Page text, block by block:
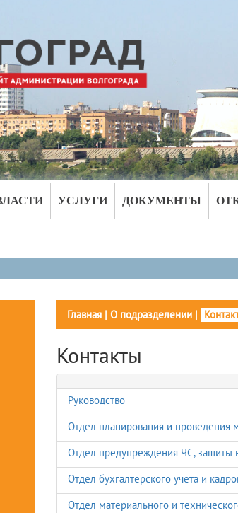
УСЛУГИ ДОКУМЕНТЫ
Главная| О подразделении|
Контакты
Руководство
Отдел планирования и проведения
Отдел предупреждения ЧС, защиты
Отдел бухгалтерского учета и
Отдел материального и